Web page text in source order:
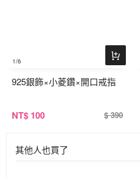
1/6
925銀飾×小菱鑽×開口戒指
NT$ 100 $ 390
其他人也買了